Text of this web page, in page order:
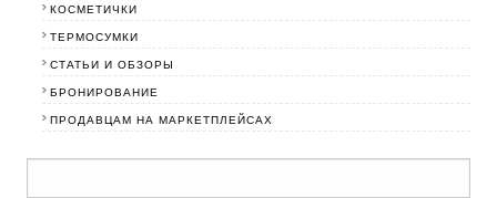
КОСМЕТИЧКИ
ТЕРМОСУМКИ
СТАТЬИ И ОБЗОРЫ
БРОНИРОВАНИЕ
ПРОДАВЦАМ НА МАРКЕТПЛЕЙСАХ